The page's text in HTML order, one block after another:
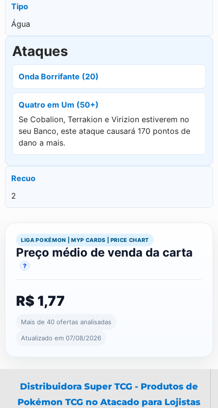
Tipo
Água
Ataques
Onda Borrifante (20)
Quatro em Um (50+)
Se Cobalion, Terrakion e Virizion estiverem no
seu Banco, este ataque causará 170 pontos de
dano a mais.
Recuo
2
LIGA POKÉMON | MYP CARDS | PRICE CHART
Preço médio de venda da carta
?
R$ 1,77
Mais de 40 ofertas analisadas
Atualizado em 07/08/2026
Distribuidora Super TCG - Produtos de
Pokémon TCG no Atacado para Lojistas